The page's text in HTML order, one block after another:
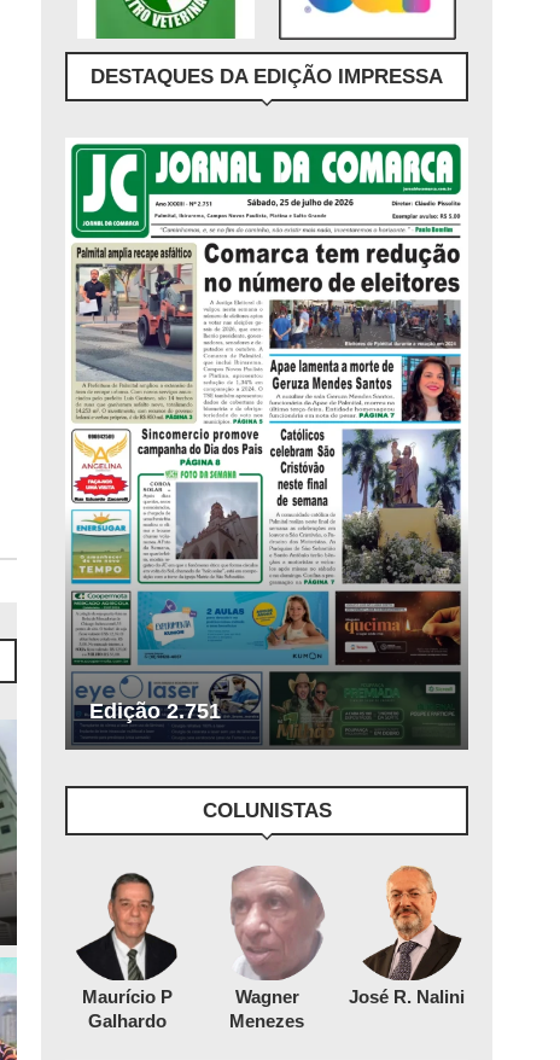
DESTAQUES DA EDIÇÃO IMPRESSA
Edição 2.751
COLUNISTAS
Maurício P
Galhardo
Wagner
Menezes
José R. Nalini